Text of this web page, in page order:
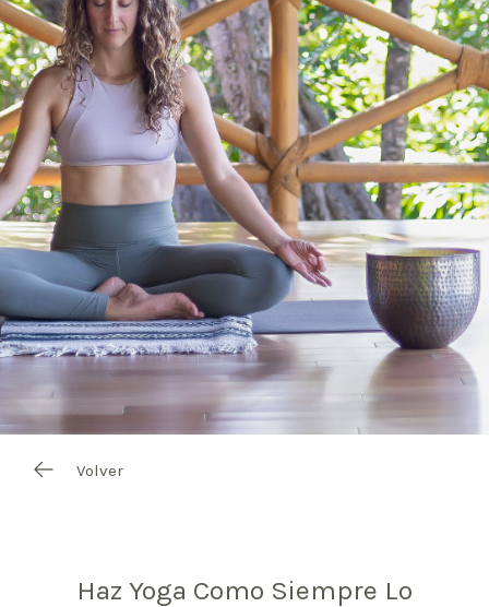
Volver
Haz Yoga Como Siempre Lo